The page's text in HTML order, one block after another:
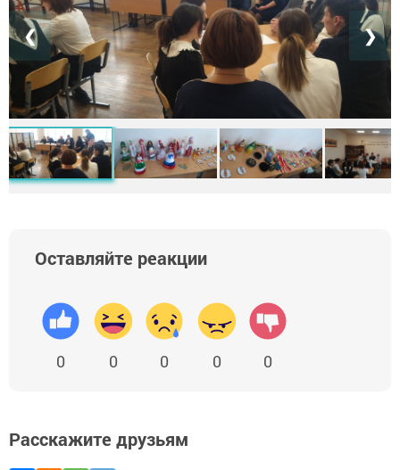
❮ ❯
Оставляйте реакции
0 0 0 0 0
Расскажите друзьям